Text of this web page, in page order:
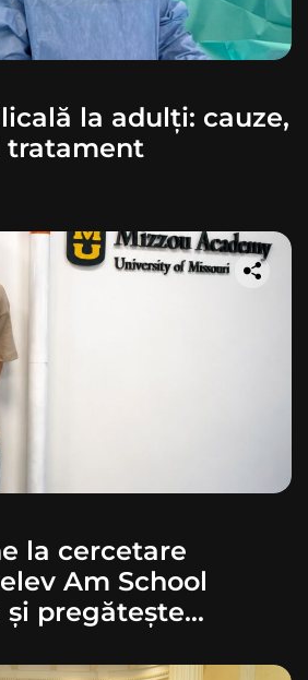
la adulți: cauze,
tratament
la cercetare
Am School
pregătește